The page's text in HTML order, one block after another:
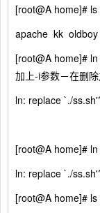
[root@A
apache kk
[root@A home]#
加上-i参数－在删
ln: replace `./
[root@A home]#
ln: replace
[root@A